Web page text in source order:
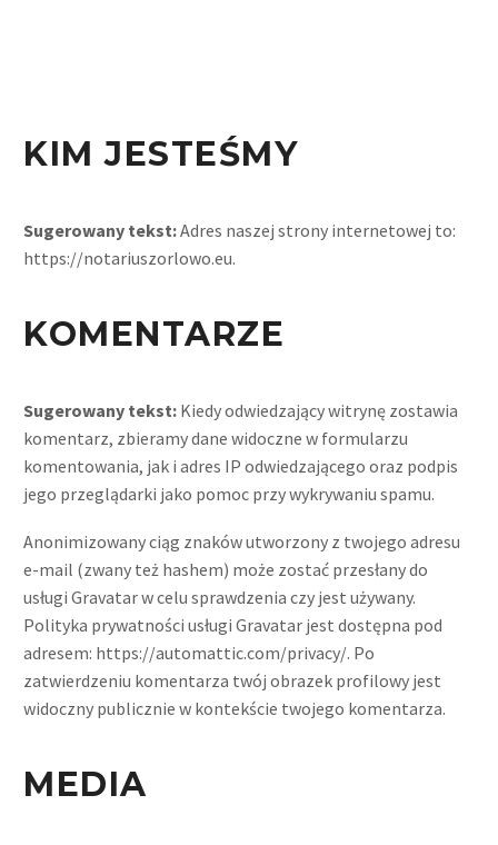
KIM JESTEŚMY
Sugerowany tekst:Adres naszej strony internetowej to:
https://notariuszorlowo.eu.
KOMENTARZE
Sugerowany tekst: Kiedy odwiedzający witrynę zostawia
komentarz, zbieramy dane widoczne w formularzu
komentowania, jak i adres IP odwiedzającego oraz podpis
jego przeglądarki jako pomoc przy wykrywaniu spamu.
Anonimizowany ciąg znaków utworzony z twojego adresu
e-mail (zwany też hashem) może zostać przesłany do
usługi Gravatar w celu sprawdzenia czy jest używany.
Polityka prywatności usługi Gravatar jest dostępna pod
adresem: https://automattic.com/privacy/. Po
zatwierdzeniu komentarza twój obrazek profilowy jest
widoczny publicznie w kontekście twojego komentarza.
MEDIA